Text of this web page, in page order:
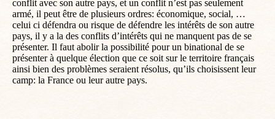
conflit avec son autre pays, et un conflit n’est pas seulement
armé, il peut être de plusieurs ordres: économique, social, …
celui ci défendra ou risque de défendre les intérêts de son autre
pays, il y a la des conflits d’intérêts qui ne manquent pas de se
présenter. Il faut abolir la possibilité pour un binational de se
présenter à quelque élection que ce soit sur le territoire français
ainsi bien des problèmes seraient résolus, qu’ils choisissent leur
camp: la France ou leur autre pays.